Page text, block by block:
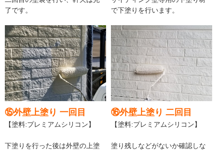
了です。
で下塗りを行います。
⑮外壁上塗り 一回目
【塗料:プレミアムシリコン】
下塗りを行った後は外壁の上塗
⑯外壁上塗り 二回目
【塗料:プレミアムシリコン】
塗り残しなどがないか確認しな